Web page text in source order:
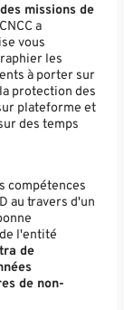
missions de
a
vous
les
à porter sur
protection des
plateforme et
des temps
compétences
au travers d'un
l'entité
de
de non-